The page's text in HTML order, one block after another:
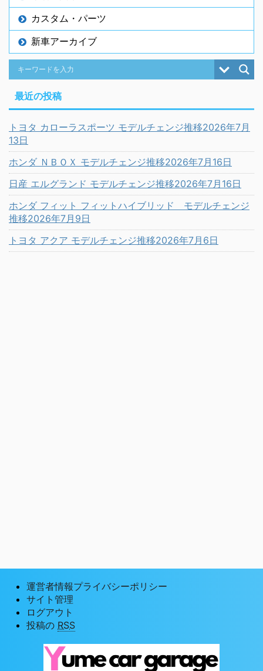
カスタム・パーツ
新車アーカイブ
最近の投稿
トヨタ カローラスポーツ モデルチェンジ推移2026年7月
13日
ホンダ ＮＢＯＸ モデルチェンジ推移2026年7月16日
日産 エルグランド モデルチェンジ推移2026年7月16日
ホンダ フィット フィットハイブリッド モデルチェンジ
推移2026年7月9日
トヨタ アクア モデルチェンジ推移2026年7月6日
運営者情報プライバシーポリシー
サイト管理
ログアウト
投稿の RSS